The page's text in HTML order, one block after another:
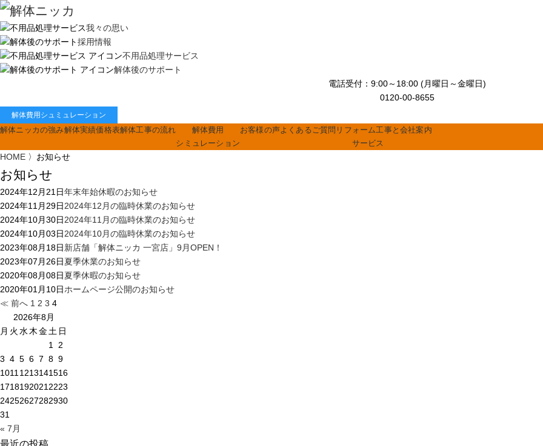
我々の思い
採用情報
不用品処理サービス
解体後のサポート
電話受付：9:00～18:00 (月曜日～金曜日)
0120-00-8655
解体費用シュミュレーション
解体ニッカの強み解体実績価格表解体工事の流れ
解体費用
シミュレーション
お客様の声よくあるご質問 リフォーム工事と
サービス
会社案内
HOME 〉 お知らせ
お知らせ
2024年12月21日年末年始休暇のお知らせ
2024年11月29日2024年12月の臨時休業のお知らせ
2024年10月30日2024年11月の臨時休業のお知らせ
2024年10月03日2024年10月の臨時休業のお知らせ
2023年08月18日新店舗「解体ニッカ 一宮店」9月OPEN！
2023年07月26日夏季休業のお知らせ
2020年08月08日夏季休暇のお知らせ
2020年01月10日ホームページ公開のお知らせ
≪ 前へ 1 2 3 4
2026年8月
月 火 水 木金 土 日
« 7月
1
2
3 4 5 6 7 8 9
1011 1213141516
1718192021 2223
24252627282930
31
最近の投稿